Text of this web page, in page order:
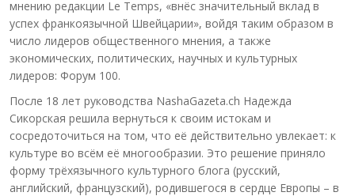
мнению редакции Le Temps, «внёс значительный вклад в
успех франкоязычной Швейцарии», войдя таким образом в
число лидеров общественного мнения, а также
экономических, политических, научных и культурных
лидеров: Форум 100.
После 18 лет руководства NashaGazeta.ch Надежда
Сикорская решила вернуться к своим истокам и
сосредоточиться на том, что её действительно увлекает: к
культуре во всём её многообразии. Это решение приняло
форму трёхязычного культурного блога (русский,
английский, французский), родившегося в сердце Европы – в